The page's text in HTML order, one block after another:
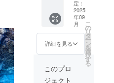
スキン
グテー
プ ＋ 岩
切章悟
さん作
品集 ＋
おもて
なしツ
アー。
完成し
た壁画
定：
2025
年09
月
詳細を見る
こ
の
リ
タ
ー
ン
を
選
択
す
る
このプロ
ジェクト